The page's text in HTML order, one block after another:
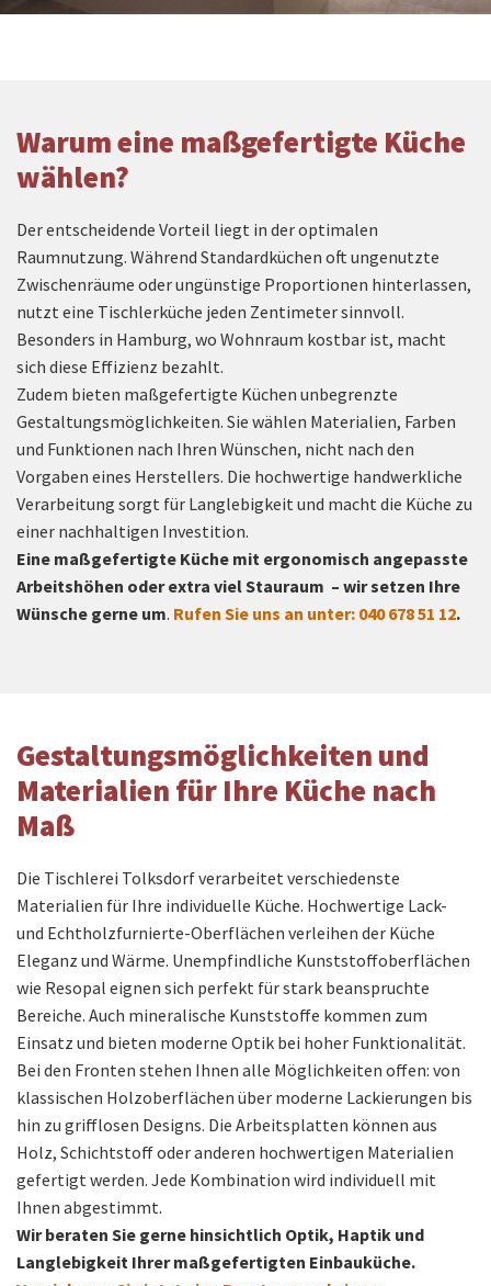
Warum eine maßgefertigte Küche
wählen?
Der entscheidende Vorteil liegt in der optimalen
Raumnutzung. Während Standardküchen oft ungenutzte
Zwischenräume oder ungünstige Proportionen hinterlassen,
nutzt eine Tischlerküche jeden Zentimeter sinnvoll.
Besonders in Hamburg, wo Wohnraum kostbar ist, macht
sich diese Effizienz bezahlt.
Zudem bieten maßgefertigte Küchen unbegrenzte
Gestaltungsmöglichkeiten. Sie wählen Materialien, Farben
und Funktionen nach Ihren Wünschen, nicht nach den
Vorgaben eines Herstellers. Die hochwertige handwerkliche
Verarbeitung sorgt für Langlebigkeit und macht die Küche zu
einer nachhaltigen Investition.
Eine maßgefertigte Küche mit ergonomisch angepasste
Arbeitshöhen oder extra viel Stauraum – wir setzen Ihre
Wünsche gerne um. Rufen Sie uns an unter: 040 678 51 12.
Gestaltungsmöglichkeiten und
Materialien für Ihre Küche nach
Maß
Die Tischlerei Tolksdorf verarbeitet verschiedenste
Materialien für Ihre individuelle Küche. Hochwertige Lack-
und Echtholzfurnierte-Oberflächen verleihen der Küche
Eleganz und Wärme. Unempfindliche Kunststoffoberflächen
wie Resopal eignen sich perfekt für stark beanspruchte
Bereiche. Auch mineralische Kunststoffe kommen zum
Einsatz und bieten moderne Optik bei hoher Funktionalität.
Bei den Fronten stehen Ihnen alle Möglichkeiten offen: von
klassischen Holzoberflächen über moderne Lackierungen bis
hin zu grifflosen Designs. Die Arbeitsplatten können aus
Holz, Schichtstoff oder anderen hochwertigen Materialien
gefertigt werden. Jede Kombination wird individuell mit
Ihnen abgestimmt.
Wir beraten Sie gerne hinsichtlich Optik, Haptik und
Langlebigkeit Ihrer maßgefertigten Einbauküche.